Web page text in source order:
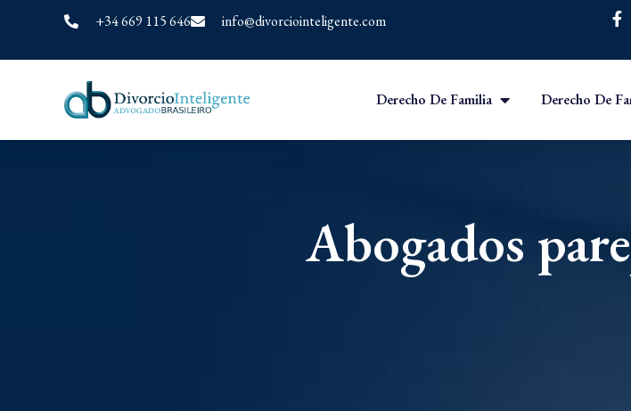
+34 669 115 646 info@divorciointeligente.com
Derecho De Familia Derecho De
Abogados